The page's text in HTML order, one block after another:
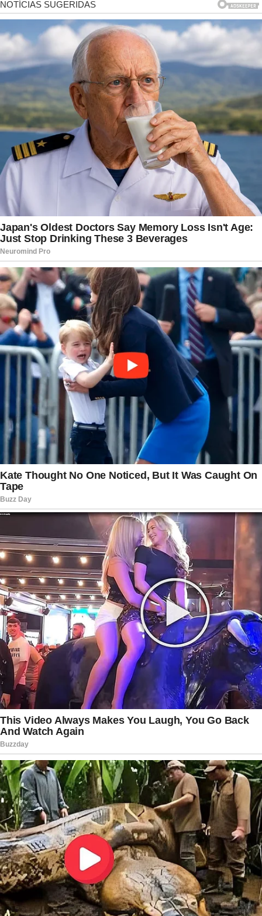
pública. Até o momento, o partido não anunciou
oficialmente quem assumirá a presidência do PL
Mulher, nem informou quando será definida a
nova liderança responsável pela organização das
atividades do grupo.
A decisão repercute no cenário político porque
Michelle Bolsonaro vinha sendo considerada uma
das figuras mais influentes do Partido Liberal,
especialmente junto ao eleitorado feminino.
Desde o fim do mandato presidencial de Jair
Bolsonaro, sua participação em agendas públicas
aumentou significativamente, levando seu nome
a ser mencionado em diferentes análises sobre o
futuro da legenda. Mesmo deixando a
presidência do PL Mulher, não há indicação de
que Michelle esteja encerrando sua atuação
política de forma definitiva. A expectativa é que,
após esse período dedicado à família, novas
definições sobre sua participação em atividades
públicas possam surgir conforme evoluírem as
circunstâncias pessoais e partidárias.
Com a saída de Michelle Bolsonaro do comando
do PL Mulher, o Partido Liberal inicia uma nova
etapa na organização de uma de suas principais
frentes de atuação. Ao mesmo tempo, a decisão
evidencia como questões familiares podem
influenciar diretamente a trajetória de figuras
públicas que ocupam posições de destaque no
cenário político nacional. Enquanto a legenda
avalia os próximos passos para manter a
continuidade dos trabalhos desenvolvidos pela
ala feminina, cresce a expectativa sobre quem
será escolhido para assumir o cargo e sobre
quais serão os desdobramentos dessa mudança
nos próximos meses. O anúncio também reforça
que, neste momento, a prioridade da ex-
primeira-dama está voltada ao ambiente familiar,
deixando temporariamente em segundo plano
suas funções de liderança dentro do partido.